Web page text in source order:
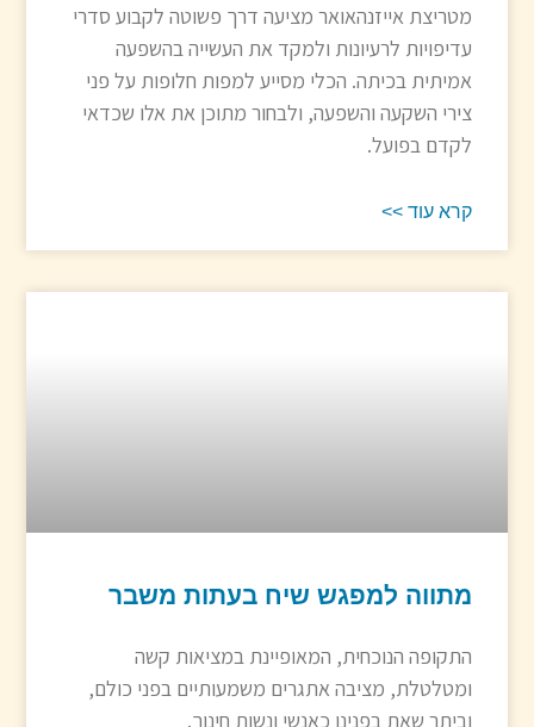
מטריצת אייזנהאואר מציעה דרך פשוטה לקבוע סדרי
עדיפויות לרעיונות ולמקד את העשייה בהשפעה
אמיתית בכיתה. הכלי מסייע למפות חלופות על פני
צירי השקעה והשפעה, ולבחור מתוכן את אלו שכדאי
לקדם בפועל.
קרא עוד >>
מתווה למפגש שיח בעתות משבר
התקופה הנוכחית, המאופיינת במציאות קשה
ומטלטלת, מציבה אתגרים משמעותיים בפני כולם,
וביתר שאת בפנינו כאנשי ונשות חינוך.